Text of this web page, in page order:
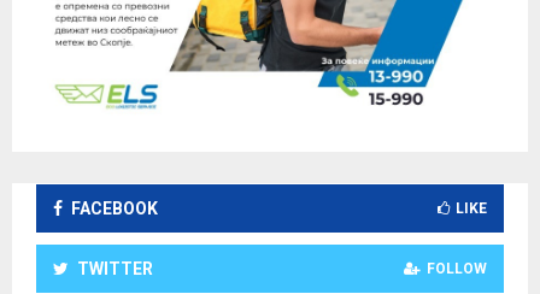
FACEBOOK LIKE
TWITTER FOLLOW